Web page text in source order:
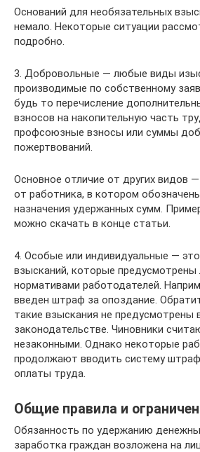
Оснований для необязательных
немало. Некоторые ситуации
подробно.
3. Добровольные — любые виды
производимые по собственному
будь то перечисление
взносов на накопительную часть
профсоюзные взносы или суммы
пожертвований.
Основное отличие от других видов
от работника, в котором
назначения удержанных сумм.
можно скачать в конце статьи.
4. Особые или индивидуальные —
взысканий, которые предусмотрены
нормативами работодателей.
введен штраф за опоздание.
такие взыскания не
законодательстве. Чиновники
незаконными. Однако некоторые
продолжают вводить систему
оплаты труда.
Общие правила и
Обязанность по удержанию
заработка граждан возложена на